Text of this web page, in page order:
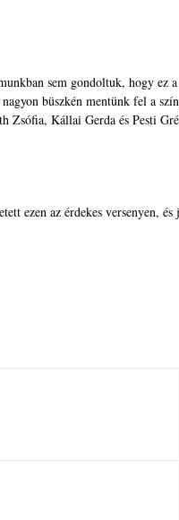
sem gondoltuk, hogy ez
büszkén mentünk fel a
Zsófia, Kállai Gerda és Pesti
ezen az érdekes versenyen, és